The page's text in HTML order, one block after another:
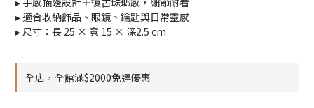
▸ 適合收納飾品、眼鏡、鑰匙與日常靈感
▸ 尺寸：長 25 × 寬 15 × 深2.5 cm
全店，全館滿$2000免運優惠